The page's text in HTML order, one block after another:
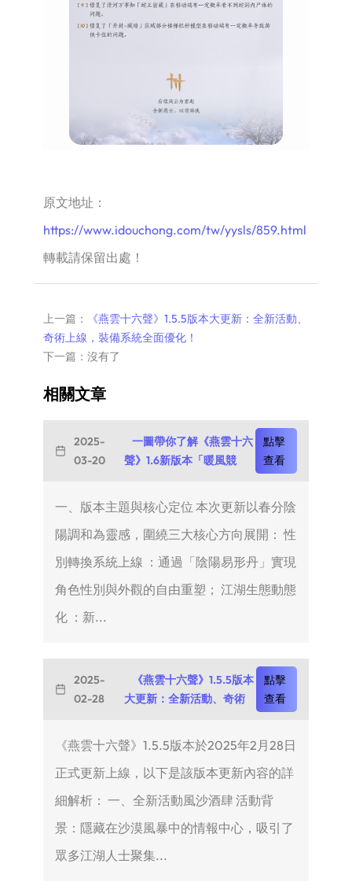
原文地址：
https://www.idouchong.com/tw/yysls/859.html
轉載請保留出處！
上一篇：
《燕雲十六聲》1.5.5版本大更新：全新活動、
奇術上線，裝備系統全面優化！
下一篇：沒有了
相關文章
2025-
03-20
一圖帶你了解《燕雲十六
聲》1.6新版本「暖風競
點擊
查看
一、版本主題與核心定位 本次更新以春分陰
陽調和為靈感，圍繞三大核心方向展開： 性
別轉換系統上線 ：通過「陰陽易形丹」實現
角色性別與外觀的自由重塑； 江湖生態動態
化 ：新...
2025-
02-28
《燕雲十六聲》1.5.5版本
大更新：全新活動、奇術
點擊
查看
《燕雲十六聲》1.5.5版本於2025年2月28日
正式更新上線，以下是該版本更新內容的詳
細解析： 一、全新活動風沙酒肆 活動背
景：隱藏在沙漠風暴中的情報中心，吸引了
眾多江湖人士聚集...